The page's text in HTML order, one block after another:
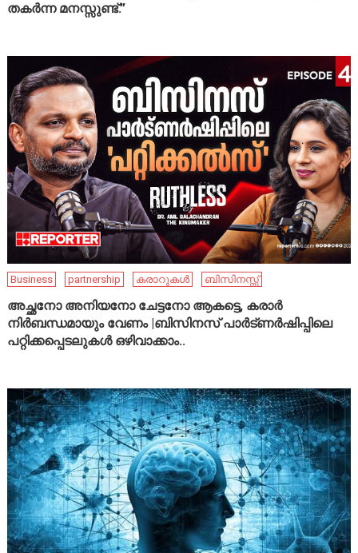
തകർന്ന മനസ്സുണ്ട്.”
Business partnership കരാറുകൾ ബിസിനസ്സ്
അച്ഛനോ അനിയനോ ചേട്ടനോ ആകട്ടെ, കരാർ
നിർബന്ധമായും വേണം |ബിസിനസ് പാർട്ണർഷിപ്പിലെ
പറ്റിക്കപ്പെടലുകൾ ഒഴിവാക്കാം..